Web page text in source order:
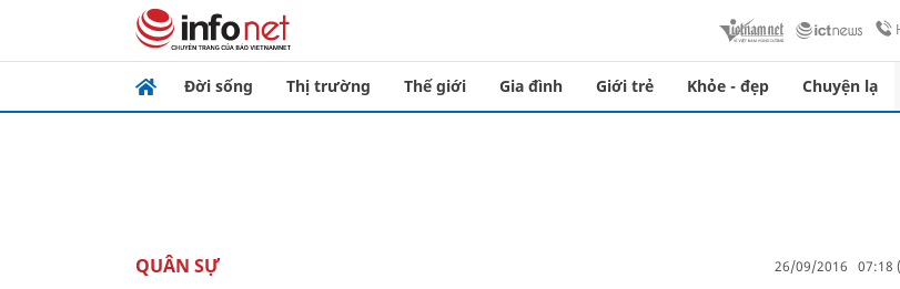
Đời sống Thị trường Thế giới Gia đình Giới trẻ Khỏe - đẹp Chuyện lạ
QUÂN SỰ 26/09/2016 07:18